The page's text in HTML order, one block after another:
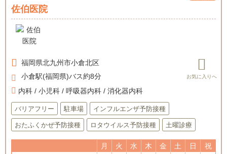
佐伯医院
福岡県北九州市小倉北区
小倉駅(福岡県)バス約8分
内科 / 小児科 / 呼吸器内科 / 消化器内科
バリアフリー 駐車場 インフルエンザ予防接種
おたふくかぜ予防接種 ロタウイルス予防接種 土曜診療
月 火 水 木 金 土 日
祝